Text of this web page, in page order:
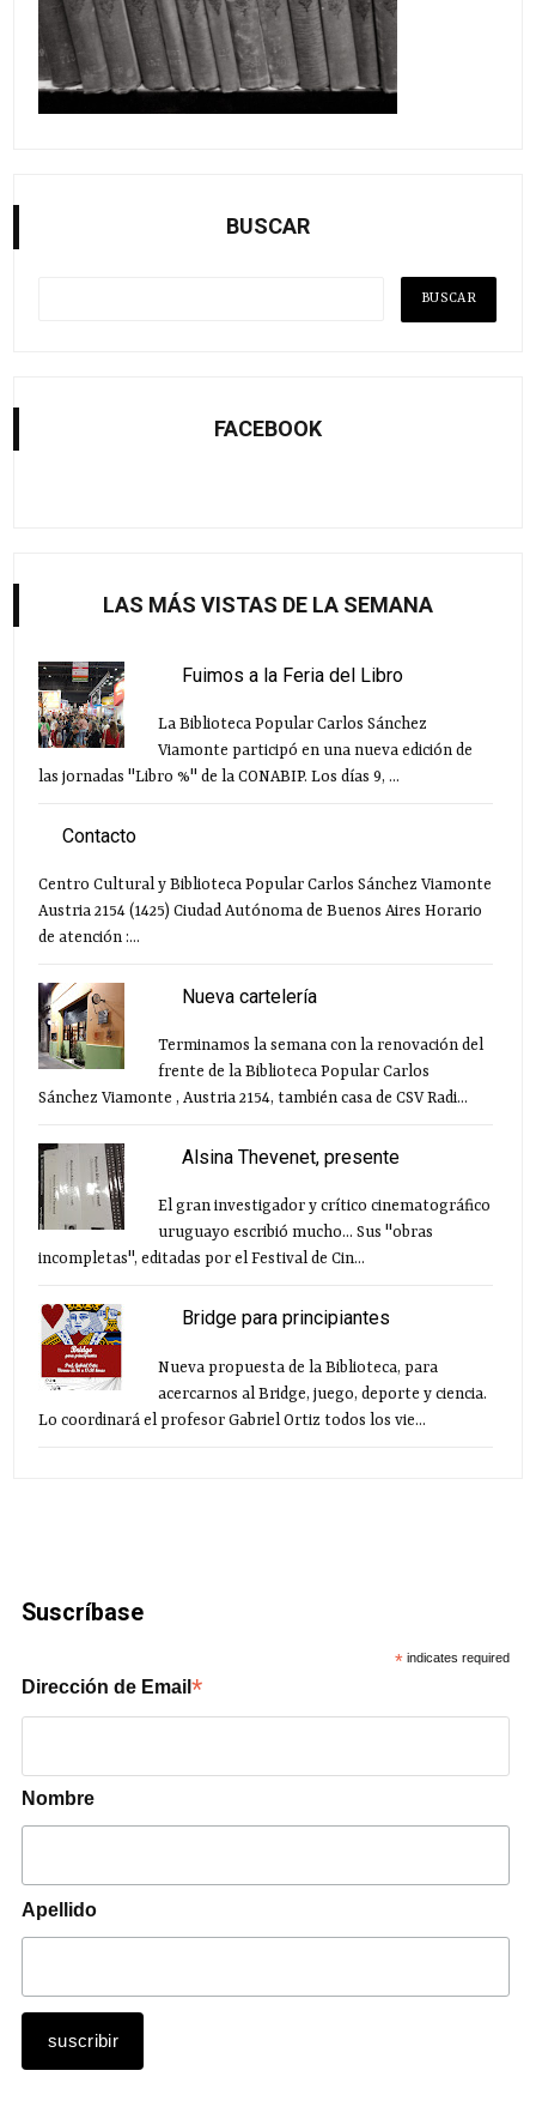
BUSCAR
FACEBOOK
LAS MÁS VISTAS DE LA SEMANA
Fuimos a la Feria del Libro
La Biblioteca Popular Carlos Sánchez
Viamonte participó en una nueva edición de
las jornadas "Libro %" de la CONABIP. Los días 9, ...
Contacto
Centro Cultural y Biblioteca Popular Carlos Sánchez Viamonte
Austria 2154 (1425) Ciudad Autónoma de Buenos Aires Horario
de atención :...
Nueva cartelería
Terminamos la semana con la renovación del
frente de la Biblioteca Popular Carlos
Sánchez Viamonte , Austria 2154, también casa de CSV Radi...
Alsina Thevenet, presente
El gran investigador y crítico cinematográfico
uruguayo escribió mucho... Sus "obras
incompletas", editadas por el Festival de Cin...
Bridge para principiantes
Nueva propuesta de la Biblioteca, para
acercarnos al Bridge, juego, deporte y ciencia.
Lo coordinará el profesor Gabriel Ortiz todos los vie...
Suscríbase
* indicates required
Dirección de Email*
Nombre
Apellido